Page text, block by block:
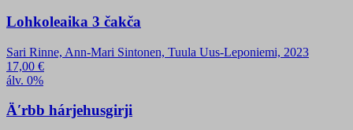
Lohkoleaika 3 čakča
Sari Rinne, Ann-Mari Sintonen, Tuula Uus-Leponiemi, 2023
17,00 €
álv. 0%
Äʹrbb hárjehusgirji